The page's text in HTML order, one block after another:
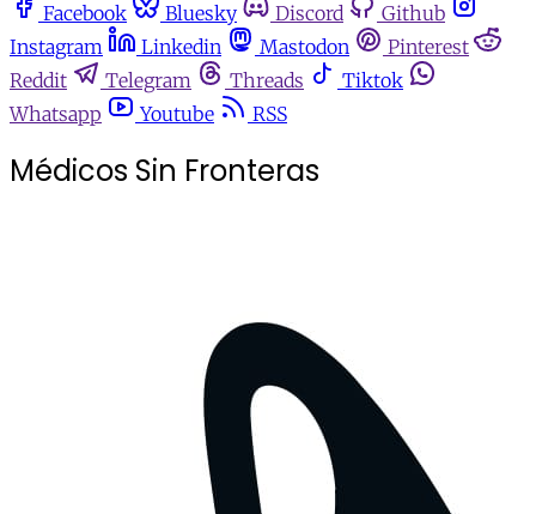
Facebook
Bluesky Discord
Github
Instagram
Linkedin Mastodon
Pinterest
Reddit
Telegram Threads
Tiktok
Whatsapp
Youtube RSS
Médicos Sin Fronteras